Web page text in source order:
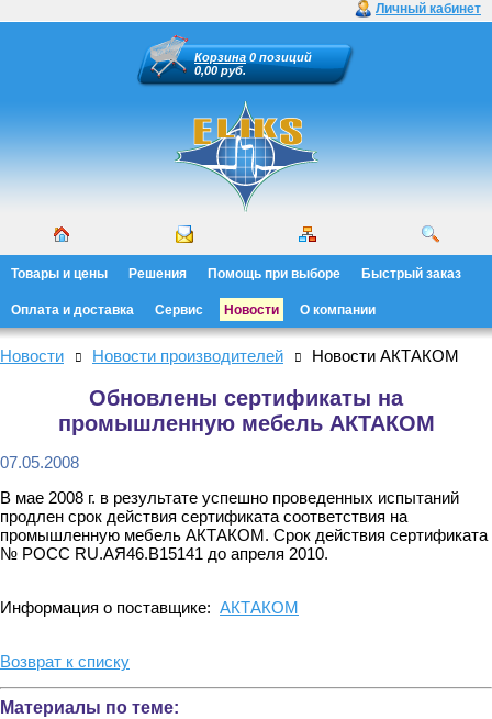
Личный кабинет
Корзина 0 позиций
0,00 руб.
Товары и цены Решения Помощь при выборе Быстрый заказ
Оплата и доставка Сервис Новости О компании
Новости Новости производителей Новости АКТАКОМ
Обновлены сертификаты на
промышленную мебель АКТАКОМ
07.05.2008
В мае 2008 г. в результате успешно проведенных испытаний
продлен срок действия сертификата соответствия на
промышленную мебель АКТАКОМ. Срок действия сертификата
№ РОСС RU.АЯ46.В15141 до апреля 2010.
Информация о поставщике: АКТАКОМ
Возврат к списку
Материалы по теме: